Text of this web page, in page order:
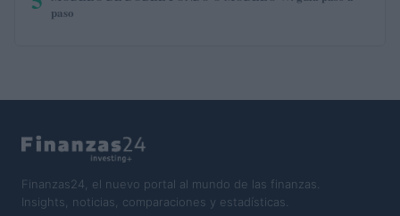
paso
Finanzas24, el nuevo portal al mundo de las finanzas.
Insights, noticias, comparaciones y estadísticas.